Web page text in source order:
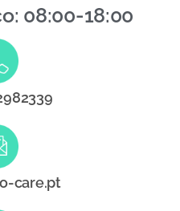
08:00-18:00
care.pt